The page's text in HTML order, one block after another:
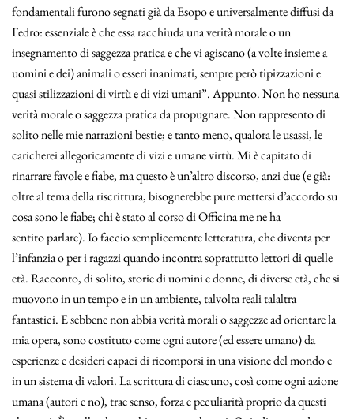
fondamentali furono segnati già da Esopo e universalmente diffusi da
Fedro: essenziale è che essa racchiuda una verità morale o un
insegnamento di saggezza pratica e che vi agiscano (a volte insieme a
uomini e dei) animali o esseri inanimati, sempre però tipizzazioni e
quasi stilizzazioni di virtù e di vizi umani”. Appunto. Non ho nessuna
verità morale o saggezza pratica da propugnare. Non rappresento di
solito nelle mie narrazioni bestie; e tanto meno, qualora le usassi, le
caricherei allegoricamente di vizi e umane virtù. Mi è capitato di
rinarrare favole e fiabe, ma questo è un’altro discorso, anzi due (e già:
oltre al tema della riscrittura, bisognerebbe pure mettersi d’accordo su
cosa sono le fiabe; chi è stato al corso di Officina me ne ha
sentito parlare). Io faccio semplicemente letteratura, che diventa per
l’infanzia o per i ragazzi quando incontra soprattutto lettori di quelle
età. Racconto, di solito, storie di uomini e donne, di diverse età, che si
muovono in un tempo e in un ambiente, talvolta reali talaltra
fantastici. E sebbene non abbia verità morali o saggezze ad orientare la
mia opera, sono costituto come ogni autore (ed essere umano) da
esperienze e desideri capaci di ricomporsi in una visione del mondo e
in un sistema di valori. La scrittura di ciascuno, così come ogni azione
umana (autori e no), trae senso, forza e peculiarità proprio da questi